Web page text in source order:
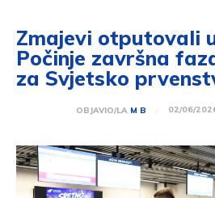
Zmajevi otputovali
Počinje završna
za Svjetsko
OBJAVIO/LA M B 02/06/